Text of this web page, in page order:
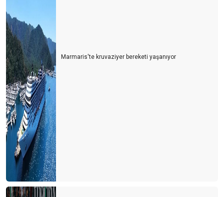
Marmaris'te kruvaziyer bereketi yaşanıyor